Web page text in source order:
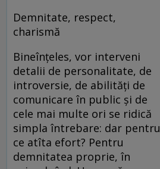
Demnitate, respect,
charismă
Bineînțeles, vor interveni
detalii de personalitate, de
introversie, de abilități de
comunicare în public și de
cele mai multe ori se ridică
simpla întrebare: dar pentru
ce atîta efort? Pentru
demnitatea proprie, în